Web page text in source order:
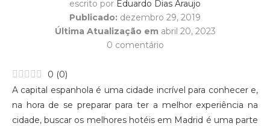
escrito por Eduardo Dias Araujo
Publicado: dezembro 29, 2019
Última Atualização em abril 20, 2023
0 comentário
0 (0)
A capital espanhola é uma cidade incrível para conhecer e,
na hora de se preparar para ter a melhor experiência na
cidade, buscar os melhores hotéis em Madrid é uma parte